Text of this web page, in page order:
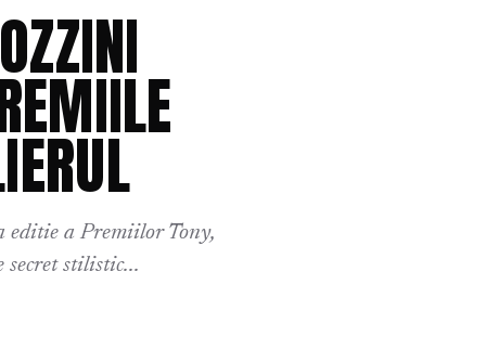
a Premiilor Tony,
stilistic...